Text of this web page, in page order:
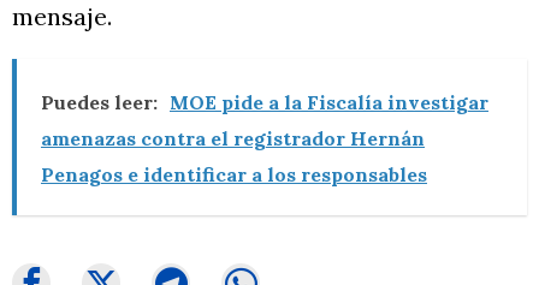
mensaje.
Puedes leer: MOE pide a la Fiscalía investigar
amenazas contra el registrador Hernán
Penagos e identificar a los responsables